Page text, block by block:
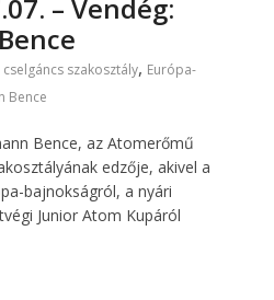
– Vendég:
cselgáncs szakosztály, Európa-
Bence
Bence, az Atomerőmű
edzője, akivel a
bajnokságról, a nyári
Junior Atom Kupáról